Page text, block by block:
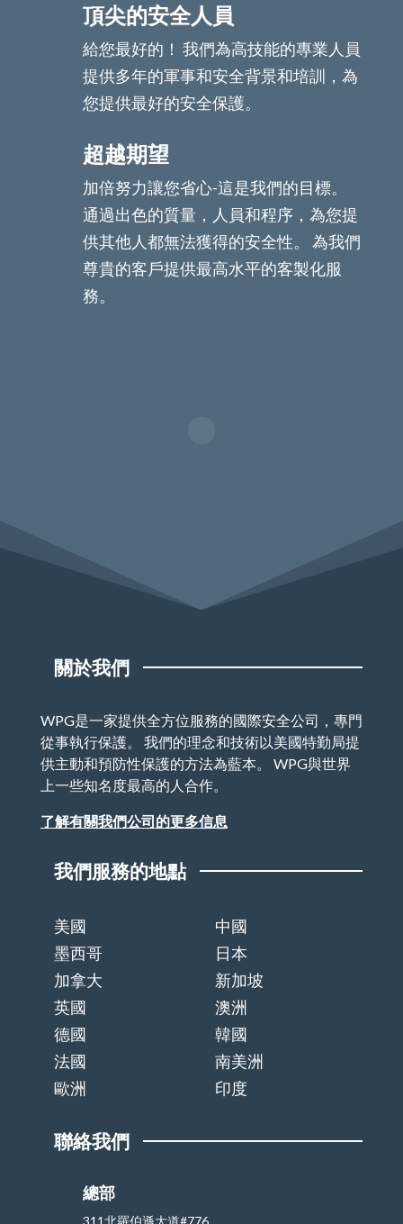
頂尖的安全人員
給您最好的！ 我們為高技能的專業人員
提供多年的軍事和安全背景和培訓，為
您提供最好的安全保護。
超越期望
加倍努力讓您省心-這是我們的目標。
通過出色的質量，人員和程序，為您提
供其他人都無法獲得的安全性。 為我們
尊貴的客戶提供最高水平的客製化服
務。
關於我們
WPG是一家提供全方位服務的國際安全公司，專門
從事執行保護。 我們的理念和技術以美國特勤局提
供主動和預防性保護的方法為藍本。 WPG與世界
上一些知名度最高的人合作。
了解有關我們公司的更多信息
我們服務的地點
美國
中國
墨西哥
日本
加拿大
新加坡
英國
澳洲
德國
韓國
法國
南美洲
歐洲
印度
聯絡我們
總部
311北羅伯遜大道#776